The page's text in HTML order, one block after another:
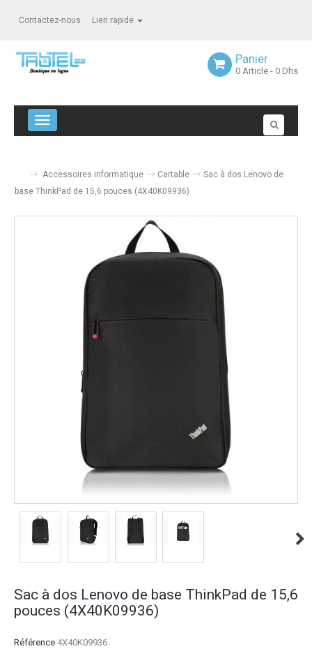
Contactez-nous Lien rapide
Panier
0 Article - 0 Dhs
Navigation bascule
Accessoires informatique Cartable
Sac à dos Lenovo de
base ThinkPad de 15,6 pouces (4X40K09936)
Sac à dos Lenovo de base ThinkPad de 15,6
pouces (4X40K09936)
Référence 4X40K09936